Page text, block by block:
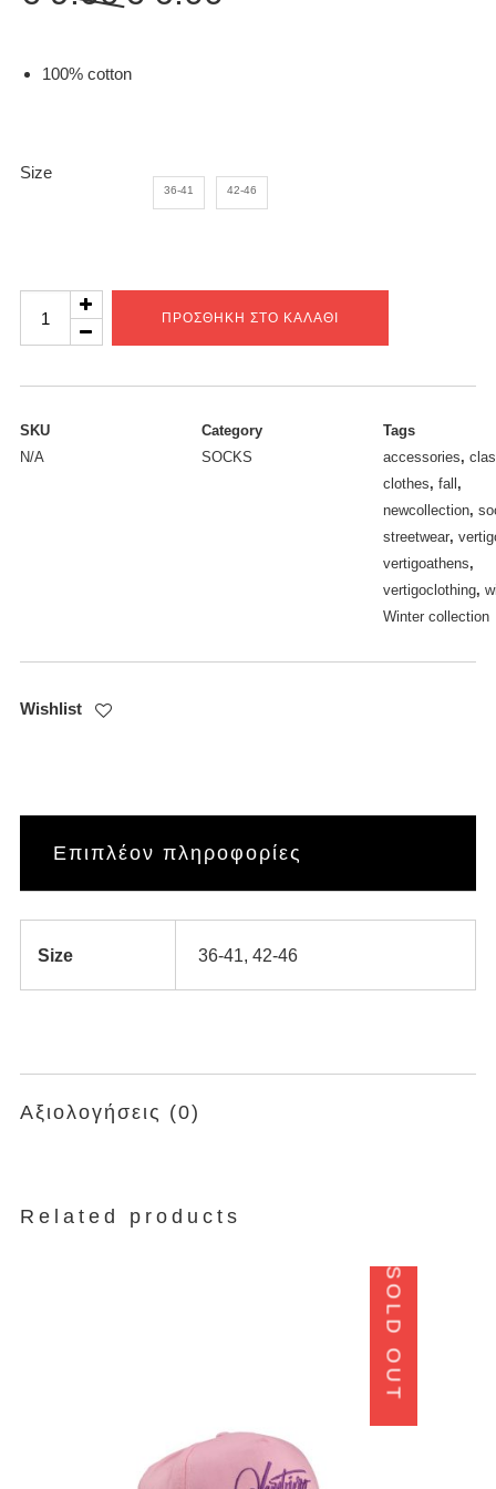
price
€ 9.00.
100% cotton
Size
36-41 42-46
ΠΡΟΣΘΉΚΗ ΣΤΟ ΚΑΛΆΘΙ
SKU
N/A
Category
SOCKS
Tags
accessories,
clothes, fall ,
newcollection,
streetwear,
vertigoathens,
vertigoclothing,
Winter collection
Wishlist
Επιπλέον πληροφορίες
Size 36-41, 42-46
Αξιολογήσεις (0)
Related products
SOLD OUT